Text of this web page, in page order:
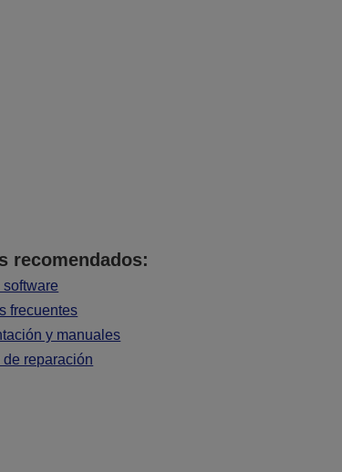
recomendados:
software
frecuentes
y manuales
reparación